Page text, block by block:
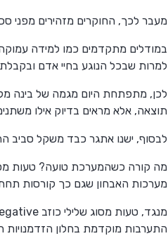
מעבר לכך, החוקרים מזהירים מפני
במודלים מתקדמים כמו למידה
למרות שבכל הנוגע בחיי אדם ובקבלת
תוצאה, אלא מראים בדיוק אילו
לבסוף, ישנו אתגר כבד משקל סביב
מערכות האבחון שגם כך קורסות
התערבות מוקדמת בחלון הזדמנויות